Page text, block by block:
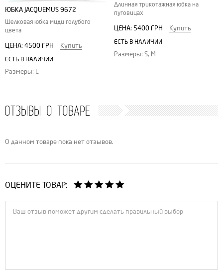
ЮБКА JACQUEMUS 9672
Шелковая юбка миди голубого
цвета
ЦЕНА: 4500 ГРН Купить
ЕСТЬ В НАЛИЧИИ
Размеры: L
Длинная трикотажная юбка на
пуговицах
ЦЕНА: 5400 ГРН Купить
ЕСТЬ В НАЛИЧИИ
Размеры: S, M
ОТЗЫВЫ О ТОВАРЕ
О данном товаре пока нет отзывов.
ОЦЕНИТЕ ТОВАР: